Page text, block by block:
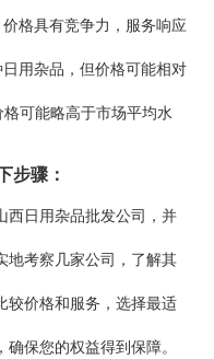
格具有竞争力，服务响应
用杂品，但价格可能相对
可能略高于市场平均水
步骤：
西日用杂品批发公司，并
地考察几家公司，了解其
较价格和服务，选择最适
保您的权益得到保障。